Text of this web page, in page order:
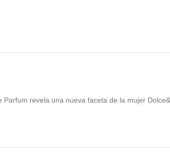
revela una nueva faceta de la mujer